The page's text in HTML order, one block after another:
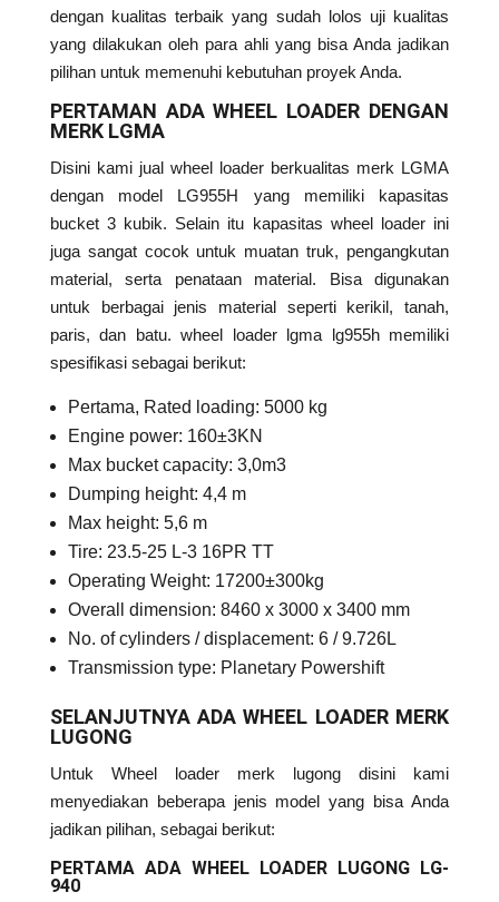
dengan kualitas terbaik yang sudah lolos uji kualitas
yang dilakukan oleh para ahli yang bisa Anda jadikan
pilihan untuk memenuhi kebutuhan proyek Anda.
PERTAMAN ADA WHEEL LOADER DENGAN
MERK LGMA
Disini kami jual wheel loader berkualitas merk LGMA
dengan model LG955H yang memiliki kapasitas
bucket 3 kubik. Selain itu kapasitas wheel loader ini
juga sangat cocok untuk muatan truk, pengangkutan
material, serta penataan material. Bisa digunakan
untuk berbagai jenis material seperti kerikil, tanah,
paris, dan batu. wheel loader lgma lg955h memiliki
spesifikasi sebagai berikut:
Pertama, Rated loading: 5000 kg
Engine power: 160±3KN
Max bucket capacity: 3,0m3
Dumping height: 4,4 m
Max height: 5,6 m
Tire: 23.5-25 L-3 16PR TT
Operating Weight: 17200±300kg
Overall dimension: 8460 x 3000 x 3400 mm
No. of cylinders / displacement: 6 / 9.726L
Transmission type: Planetary Powershift
SELANJUTNYA ADA WHEEL LOADER MERK
LUGONG
Untuk Wheel loader merk lugong disini kami
menyediakan beberapa jenis model yang bisa Anda
jadikan pilihan, sebagai berikut:
PERTAMA ADA WHEEL LOADER LUGONG LG-
940